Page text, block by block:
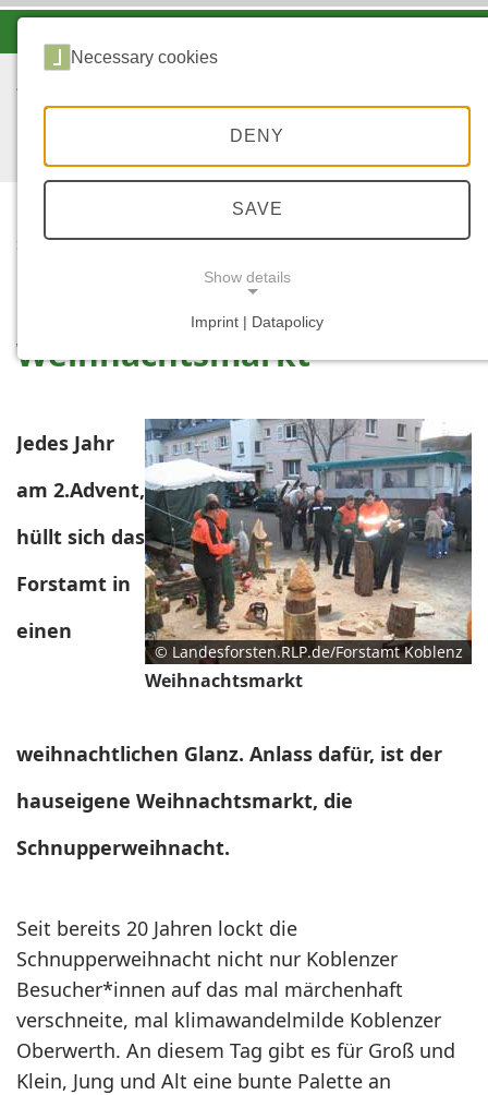
START
...
WEIHNACHTSMARKT
Weihnachtsmarkt
© Landesforsten.RLP.de/Forstamt Koblenz
Weihnachtsmarkt
Jedes Jahr
am 2.Advent,
hüllt sich das
Forstamt in
einen
weihnachtlichen Glanz. Anlass dafür, ist der
hauseigene Weihnachtsmarkt, die
Schnupperweihnacht.
Seit bereits 20 Jahren lockt die
Schnupperweihnacht nicht nur Koblenzer
Besucher*innen auf das mal märchenhaft
verschneite, mal klimawandelmilde Koblenzer
Oberwerth. An diesem Tag gibt es für Groß und
Klein, Jung und Alt eine bunte Palette an
Necessary cookies
DENY
SAVE
Show details
Imprint | Datapolicy